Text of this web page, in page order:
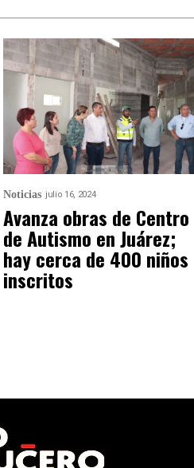
Noticias julio 16, 2024
Avanza obras de Centro
de Autismo en Juárez;
hay cerca de 400 niños
inscritos